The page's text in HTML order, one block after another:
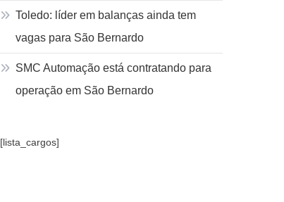
Toledo: líder em balanças ainda tem
vagas para São Bernardo
SMC Automação está contratando para
operação em São Bernardo
[lista_cargos]